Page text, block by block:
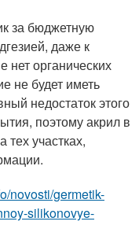
за бюджетную
даже к
нет органических
не будет иметь
недостаток этого
поэтому акрил в
тех участках,
novosti/germetik-
silikonovye-